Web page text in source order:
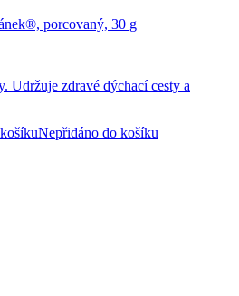
porcovaný, 30 g
Udržuje zdravé dýchací cesty a
Nepřidáno do košíku